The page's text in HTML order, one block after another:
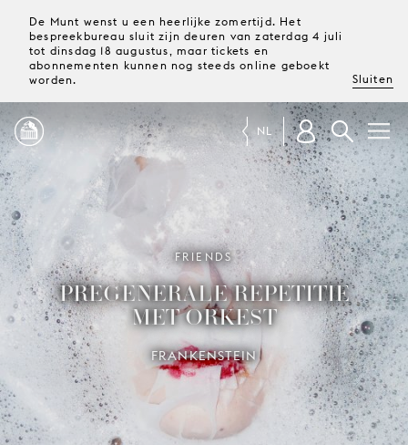
De Munt wenst u een heerlijke zomertijd. Het
bespreekbureau sluit zijn deuren van zaterdag 4 juli
tot dinsdag 18 augustus, maar tickets en
abonnementen kunnen nog steeds online geboekt
worden.
Sluiten
PROGRAMMA
MAGAZINE
TICKETS &
ABONNEMENTEN
UW
BEZOEK
JONG
PUBLIEK
NL
FRIENDS
PREGENERALE REPETITIE
MET ORKEST
FRANKENSTEIN